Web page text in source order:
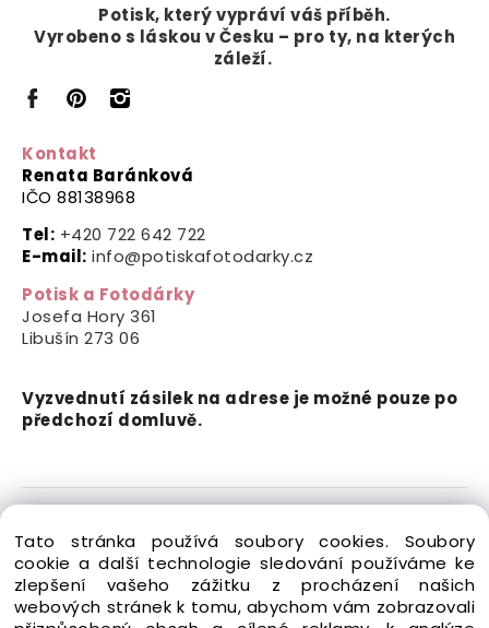
Potisk, který vyprávíváš příběh.
Vyrobeno s láskou v Česku – pro ty, na kterých
záleží.
Kontakt
Renata Baránková
IČO 88138968
Tel: +420 722 642 722
E-mail: info@potiskafotodarky.cz
Potisk a Fotodárky
Josefa Hory 361
Libušín 273 06
Vyzvednutí zásilek na adrese je možné pouze po
předchozí domluvě.
práva vyhrazena.
Tato stránka používá soubory cookies. Soubory
cookie a další technologie sledování používáme ke
zlepšení vašeho zážitku z procházení našich
webových stránek k tomu, abychom vám zobrazovali